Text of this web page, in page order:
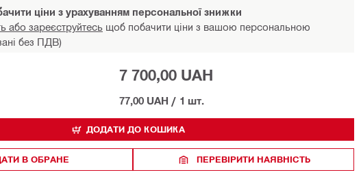
ціни з урахуванням персональної знижки
або зареєструйтесь щоб побачити ціни з вашою персональною
без ПДВ)
7 700,00 UAH
77,00 UAH / 1 шт.
ДОДАТИ ДО КОШИКА
В ОБРАНЕ ПЕРЕВІРИТИ НАЯВНІСТЬ